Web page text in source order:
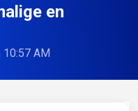
en
10:57 AM